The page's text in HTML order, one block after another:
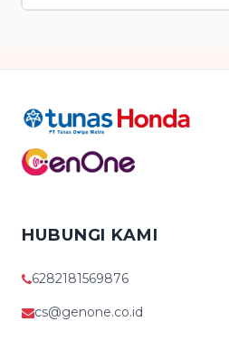
HUBUNGI KAMI
6282181569876
cs@genone.co.id